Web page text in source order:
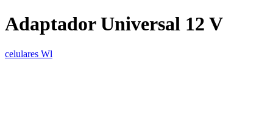
Adaptador Universal 12 V
celulares Wl